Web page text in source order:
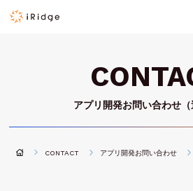
アプリ開発お問い合わせ（
CONTACT アプリ開発お問い合わせ